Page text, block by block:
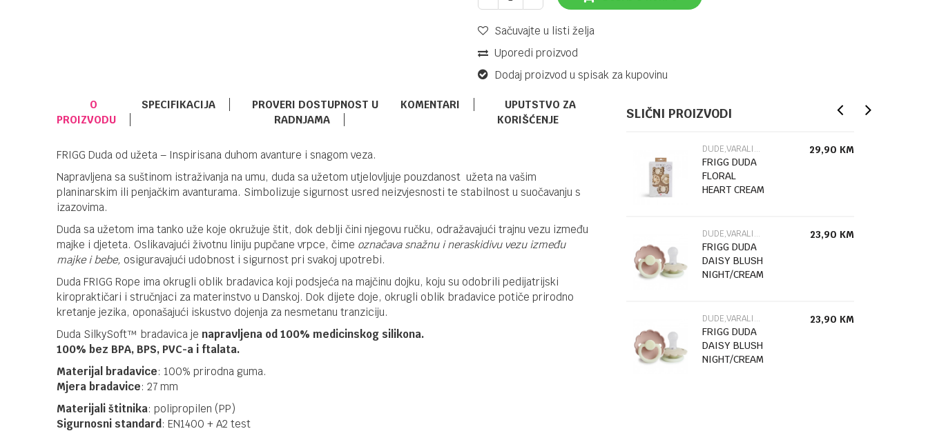
Sačuvajte u listi želja
Uporedi proizvod
Dodaj proizvod u spisak za kupovinu
O
PROIZVODU
SPECIFIKACIJA
PROVERI DOSTUPNOST U
RADNJAMA
KOMENTARI
UPUTSTVO ZA
KORIŠĆENJE
FRIGG Duda od užeta – Inspirisana duhom avanture i snagom veza.
Napravljena sa suštinom istraživanja na umu, duda sa užetom utjelovljuje pouzdanost užeta na vašim
planinarskim ili penjačkim avanturama. Simbolizuje sigurnost usred neizvjesnosti te stabilnost u suočavanju s
izazovima.
Duda sa užetom ima tanko uže koje okružuje štit, dok deblji čini njegovu ručku, odražavajući trajnu vezu između
majke i djeteta. Oslikavajući životnu liniju pupčane vrpce, čime označava snažnu i neraskidivu vezu između
majke i bebe, osiguravajući udobnost i sigurnost pri svakoj upotrebi.
Duda FRIGG Rope ima okrugli oblik bradavica koji podsjeća na majčinu dojku, koju su odobrili pedijatrijski
kiropraktičari i stručnjaci za materinstvo u Danskoj. Dok dijete doje, okrugli oblik bradavice potiče prirodno
kretanje jezika, oponašajući iskustvo dojenja za nesmetanu tranziciju.
Duda SilkySoft™ bradavica je napravljena od 100% medicinskog silikona.
100% bez BPA, BPS, PVC-a i ftalata.
Materijal bradavice: 100% prirodna guma.
Mjera bradavice: 27 mm
Materijali štitnika: polipropilen (PP)
Sigurnosni standard: EN1400 + A2 test
SLIČNI PROIZVODI
DUDA
VARALICA
IGRACKOM
AC136
DUDE,VARALICE I DODACI
FRIGG DUDA
VIKING -
CREAM/POWDER
BLUE SIZE 2
20,90
DUDE,VARALICE I DODACI
FRIGG DUDA
FLORAL
HEART CREAM
29,90 KM
DUDE,VARALICE I DODACI
FRIGG DUDA
DAISY BLUSH
NIGHT/CREAM
23,90 KM
DUDE,VARALICE I DODACI
FRIGG DUDA
DAISY BLUSH
NIGHT/CREAM
23,90 KM